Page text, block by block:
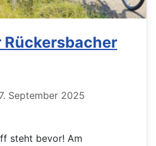
September 2025
steht bevor! Am